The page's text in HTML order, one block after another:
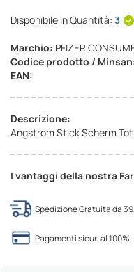
Disponibile in Quantità: 3
Marchio: PFIZER
Codice prodotto /
EAN:
Descrizione:
Angstrom Stick Scherm
I vantaggi della nostra
Spedizione Gratuita da
Pagamenti sicuri al 100%